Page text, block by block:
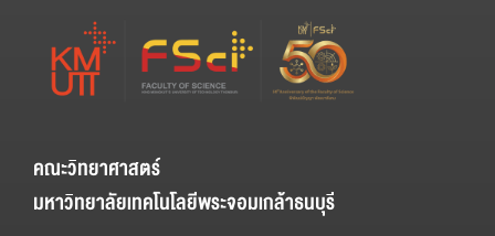
คณะวิทยาศาสตร์
มหาวิทยาลัยเทคโนโลยีพระจอมเกล้าธนบุรี